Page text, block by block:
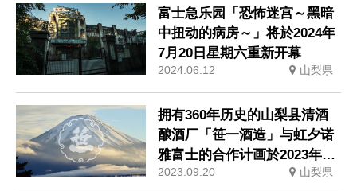
富士急乐园「恐怖迷宫～黑暗
中扭动的病房～」将於2024年
7月20日星期六重新开幕
2024.06.12 山梨県
拥有360年历史的山梨县清酒
酿酒厂「笹一酒造」与虹夕诺
雅富士的合作计画於2023年再
次举办。
2023.09.20 山梨県